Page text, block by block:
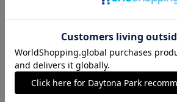
可愛いけど、生地が薄すぎて重たい物を入れ
した物しか入れられない。
投稿者：いろは